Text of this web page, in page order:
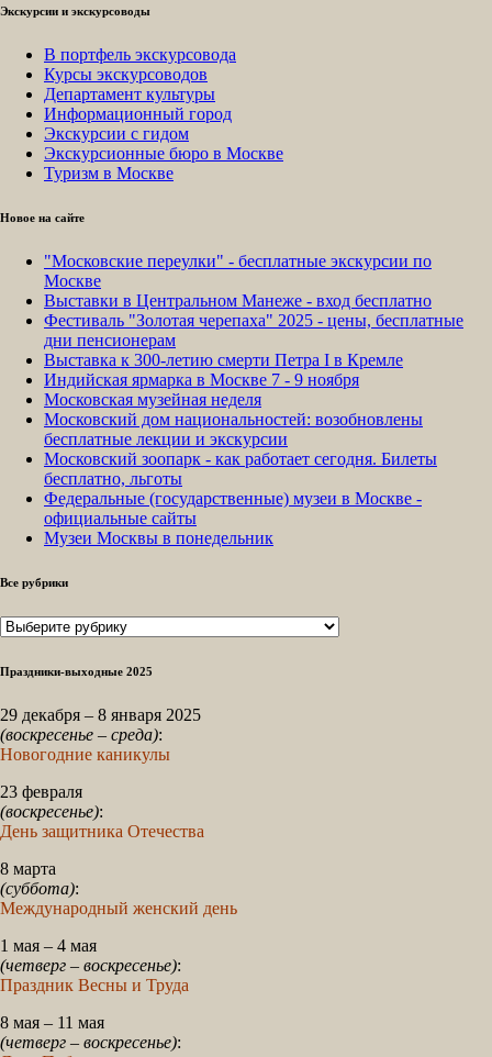
Экскурсии и экскурсоводы
В портфель экскурсовода
Курсы экскурсоводов
Департамент культуры
Информационный город
Экскурсии с гидом
Экскурсионные бюро в Москве
Туризм в Москве
Новое на сайте
"Московские переулки" - бесплатные экскурсии по
Москве
Выставки в Центральном Манеже - вход бесплатно
Фестиваль "Золотая черепаха" 2025 - цены, бесплатные
дни пенсионерам
Выставка к 300-летию смерти Петра I в Кремле
Индийская ярмарка в Москве 7 - 9 ноября
Московская музейная неделя
Московский дом национальностей: возобновлены
бесплатные лекции и экскурсии
Московский зоопарк - как работает сегодня. Билеты
бесплатно, льготы
Федеральные (государственные) музеи в Москве -
официальные сайты
Музеи Москвы в понедельник
Все рубрики
Все
Праздники-выходные 2025
29 декабря – 8 января 2025
(воскресенье – среда):
Новогодние каникулы
23 февраля
(воскресенье):
День защитника Отечества
8 марта
(суббота):
Международный женский день
1 мая – 4 мая
(четверг – воскресенье):
Праздник Весны и Труда
8 мая – 11 мая
(четверг – воскресенье):